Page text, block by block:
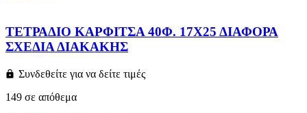
ΤΕΤΡΑΔΙΟ ΚΑΡΦΙΤΣΑ 40Φ. 17Χ25 ΔΙΑΦΟΡΑ
ΣΧΕΔΙΑ ΔΙΑΚΑΚΗΣ
Συνδεθείτε για να δείτε τιμές
149 σε απόθεμα